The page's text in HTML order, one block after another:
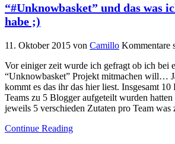
“#Unknowbasket” und das was
habe ;)
11. Oktober 2015 von Camillo Kommentare
Vor einiger zeit wurde ich gefragt ob ich bei
“Unknowbasket” Projekt mitmachen will…
kommt es das ihr das hier liest. Insgesamt
Teams zu 5 Blogger aufgeteilt wurden
jeweils 5 verschieden Zutaten pro Team
Continue Reading